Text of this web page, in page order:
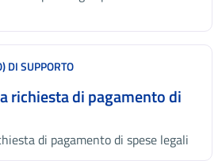
DI SUPPORTO
richiesta di pagamento di
di pagamento di spese legali